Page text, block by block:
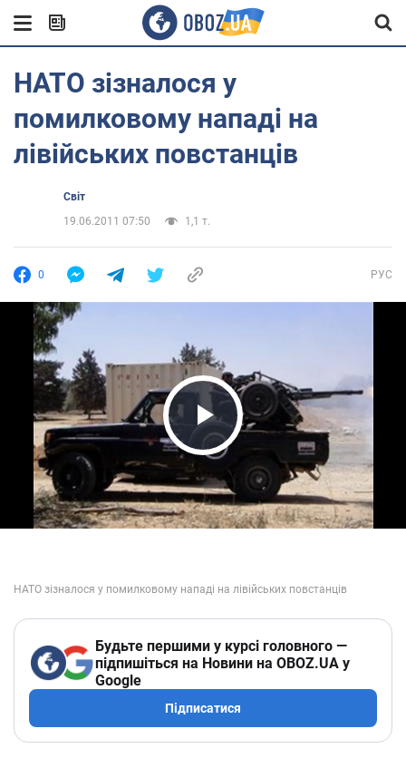
НАТО зізналося у
помилковому нападі на
лівійських повстанців
Світ
19.06.2011 07:50
1,1 т.
0 РУС
Play Video
Будьте першими у курсі головного —
підпишіться на Новини на OBOZ.UA у
Google
Підписатися